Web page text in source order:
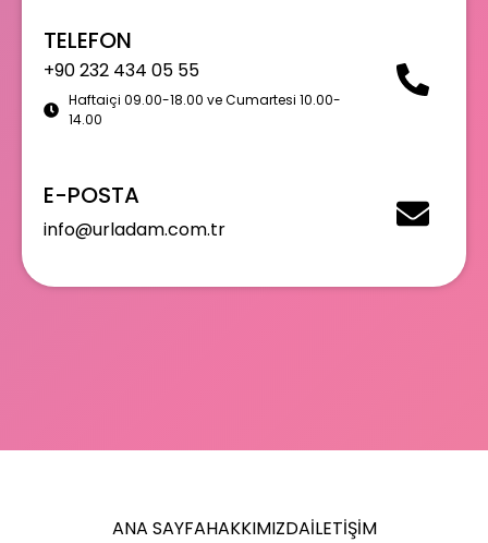
TELEFON
+90 232 434 05 55
Haftaiçi 09.00-18.00 ve Cumartesi 10.00-
14.00
E-POSTA
info@urladam.com.tr
ANA SAYFAHAKKIMIZDAİLETIŞIM